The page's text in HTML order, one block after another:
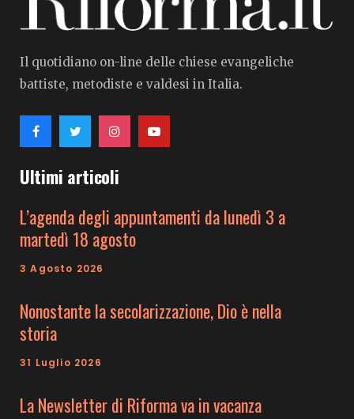
Il quotidiano on-line delle chiese evangeliche
battiste, metodiste e valdesi in Italia.
Ultimi articoli
L’agenda degli appuntamenti da lunedì 3 a
martedì 18 agosto
3 Agosto 2026
Nonostante la secolarizzazione, Dio è nella
storia
31 Luglio 2026
La Newsletter di Riforma va in vacanza